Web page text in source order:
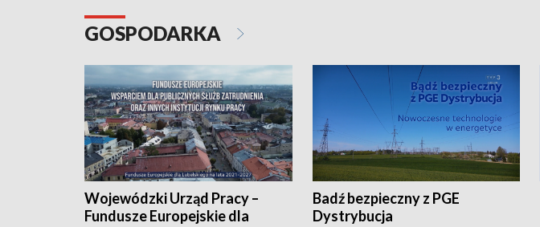
GOSPODARKA
Wojewódzki Urząd Pracy –
Fundusze Europejskie dla
Badź bezpieczny z PGE
Dystrybucja